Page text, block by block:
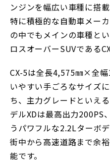
ンジンを幅広い車種に搭
特に積極的な自動車メー
の中でもメインの車種と
ロスオーバーSUVである
CX-5は全長4,575㎜×全
いやすい手ごろなサイズ
ち、主力グレードといえ
デルXDは最高出力
うパワフルな2.2Lターボ
街中から高速道路まで余
能です。